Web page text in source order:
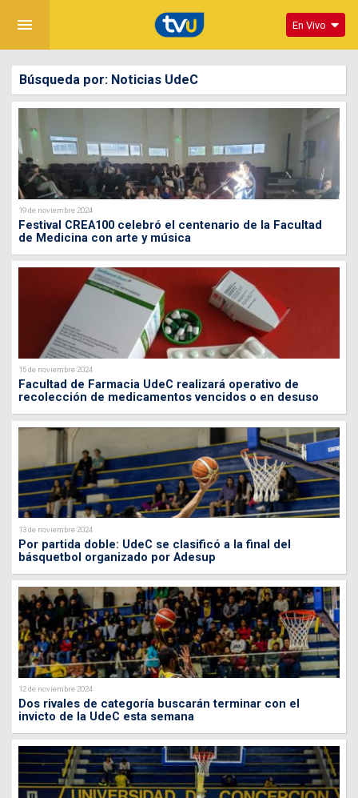
menu En Vivo
Búsqueda por: Noticias UdeC
19 de noviembre 2024
Festival CREA100 celebró el centenario de la Facultad
de Medicina con arte y música
15 de noviembre 2024
Facultad de Farmacia UdeC realizará operativo de
recolección de medicamentos vencidos o en desuso
13 de noviembre 2024
Por partida doble: UdeC se clasificó a la final del
básquetbol organizado por Adesup
12 de noviembre 2024
Dos rivales de categoría buscarán terminar con el
invicto de la UdeC esta semana